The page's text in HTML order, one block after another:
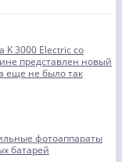
K 3000 Electric со
представлен новый
еще не было так
фотоаппараты
батарей